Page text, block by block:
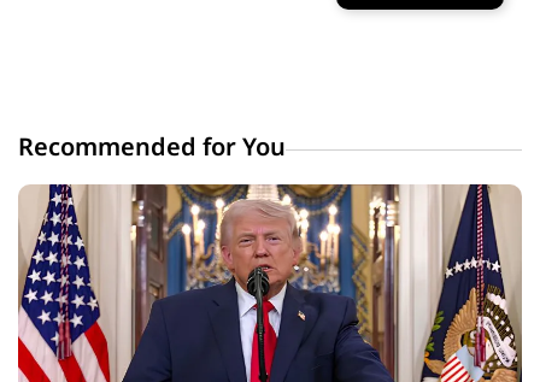
Recommended for You